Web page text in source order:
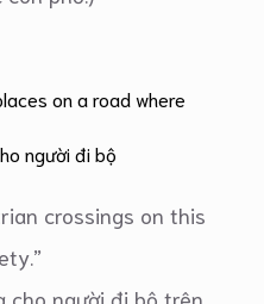
on a road where
người đi bộ
crossings on this
cho người đi bộ trên